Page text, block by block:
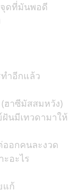
จุดที่มันพอดี
ำอีกแล้ว
ฮาซีมัสสมหวัง)
ฝันมีเทวดามาให้
อกคนละงวด
ะอะไร
แก้